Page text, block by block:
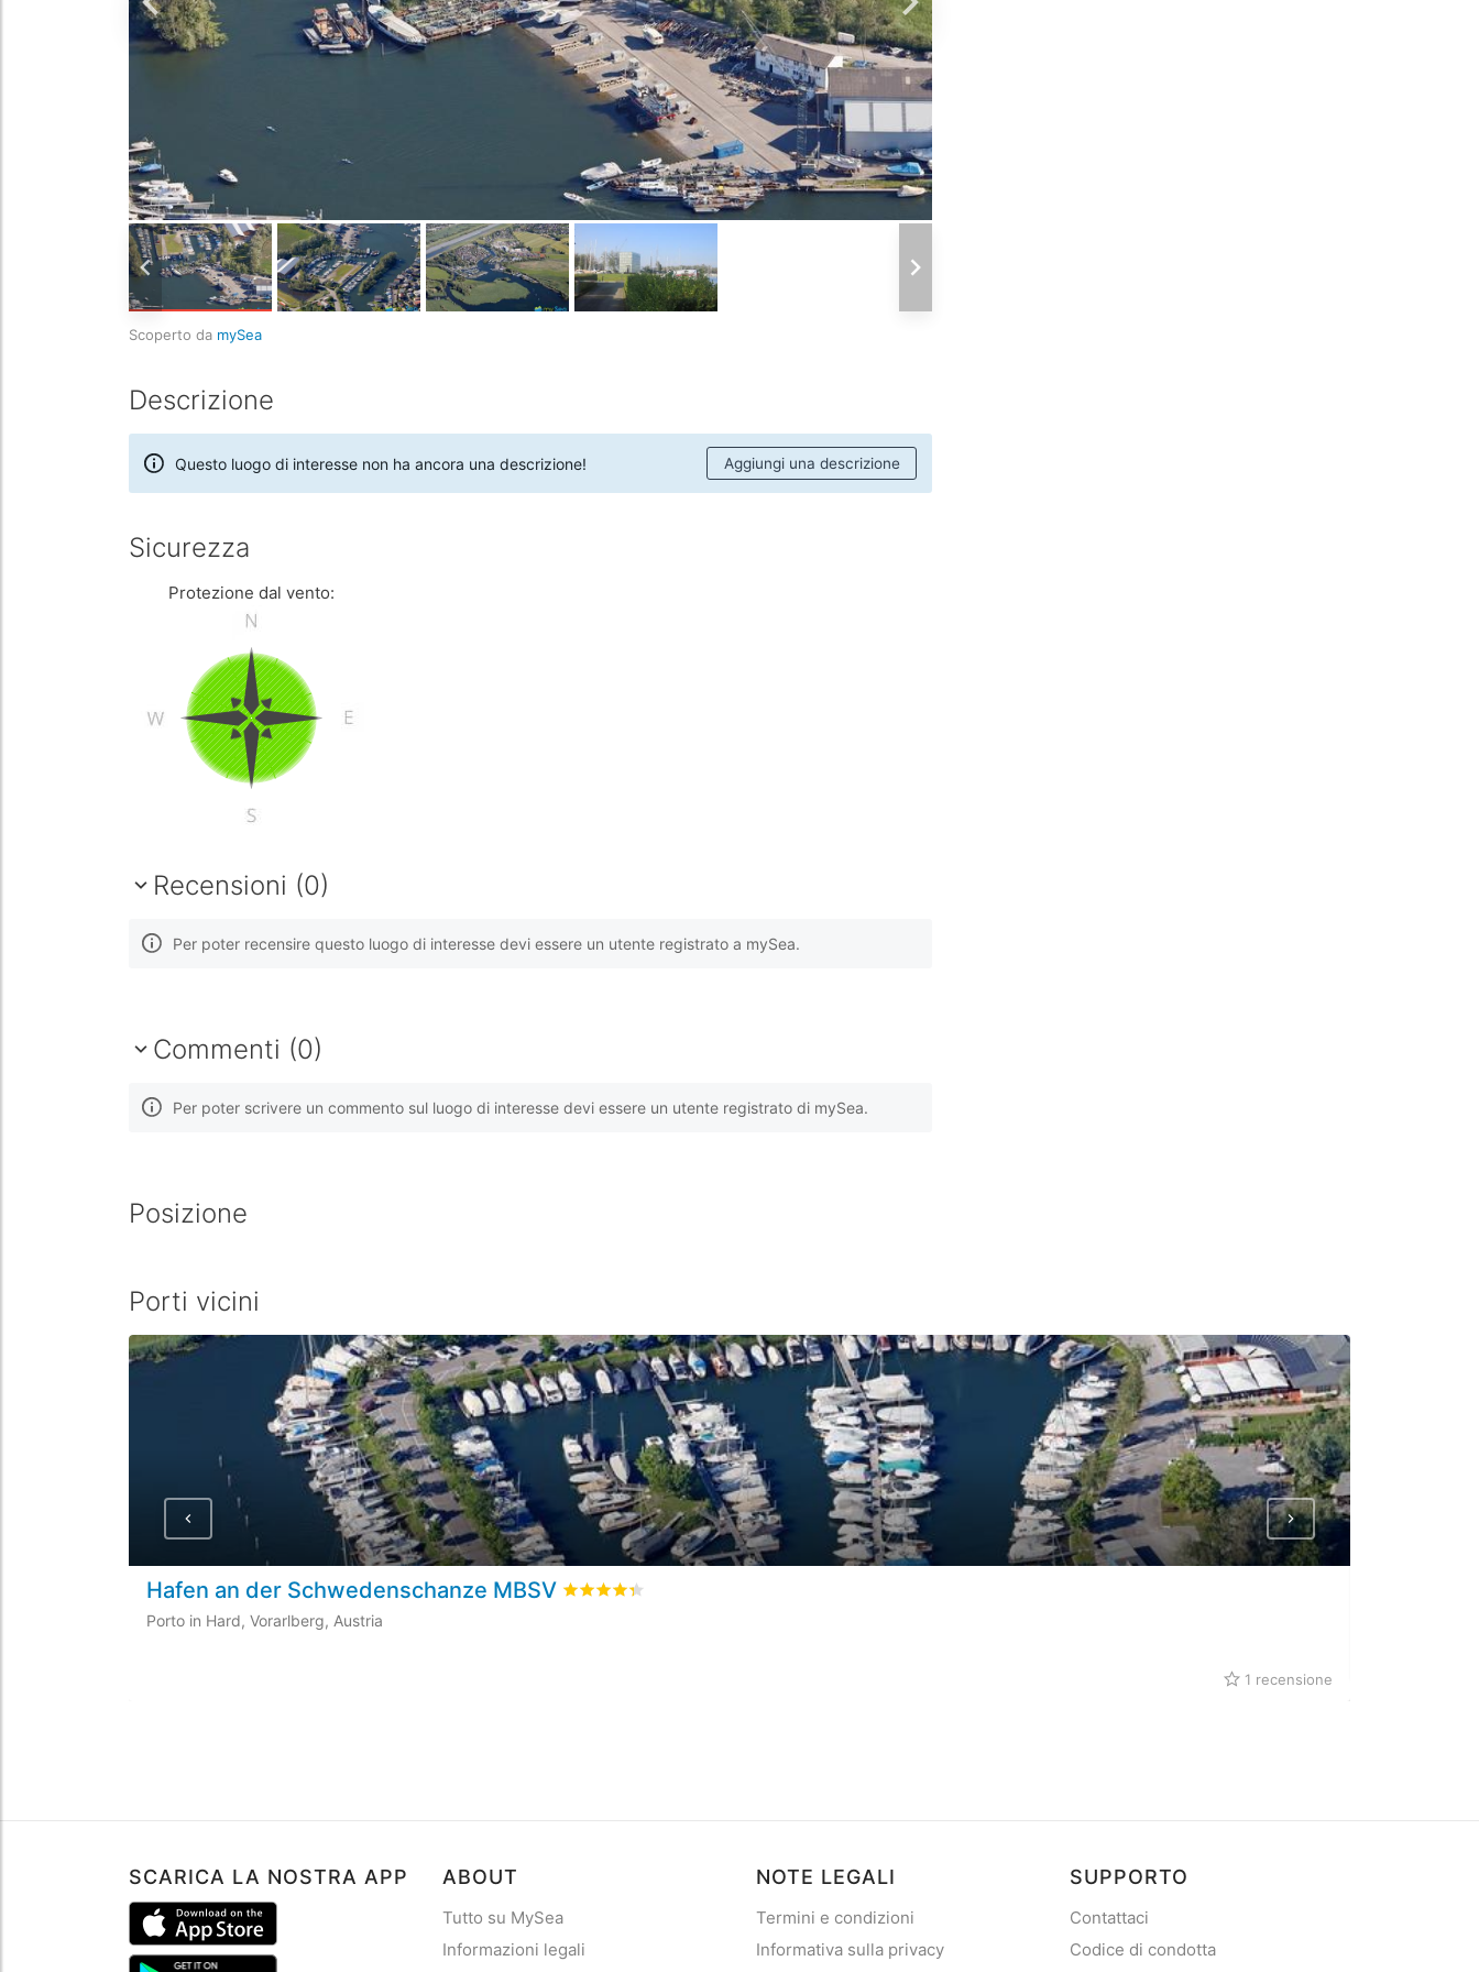
Scoperto da mySea
Descrizione
Questo luogo di interesse non ha ancora una descrizione! Aggiungi una descrizione
Sicurezza
Protezione dal vento:
Recensioni (0)
Per poter recensire questo luogo di interesse devi essere un utente registrato a mySea.
Commenti (0)
Per poter scrivere un commento sul luogo di interesse devi essere un utente registrato di mySea.
Posizione
Porti vicini
Hafen an der Schwedenschanze MBSV Valutato4.3
Porto in Hard, Vorarlberg, Austria
1 recensione
SCARICA LA NOSTRA APP ABOUT
Tutto su MySea
Informazioni legali
NOTE LEGALI
Termini e condizioni
Informativa sulla privacy
SUPPORTO
Contattaci
Codice di condotta